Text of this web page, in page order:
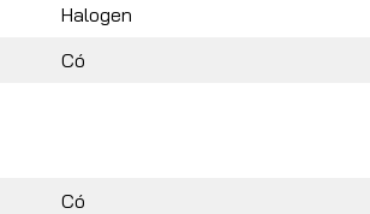
Halogen
Có
Có